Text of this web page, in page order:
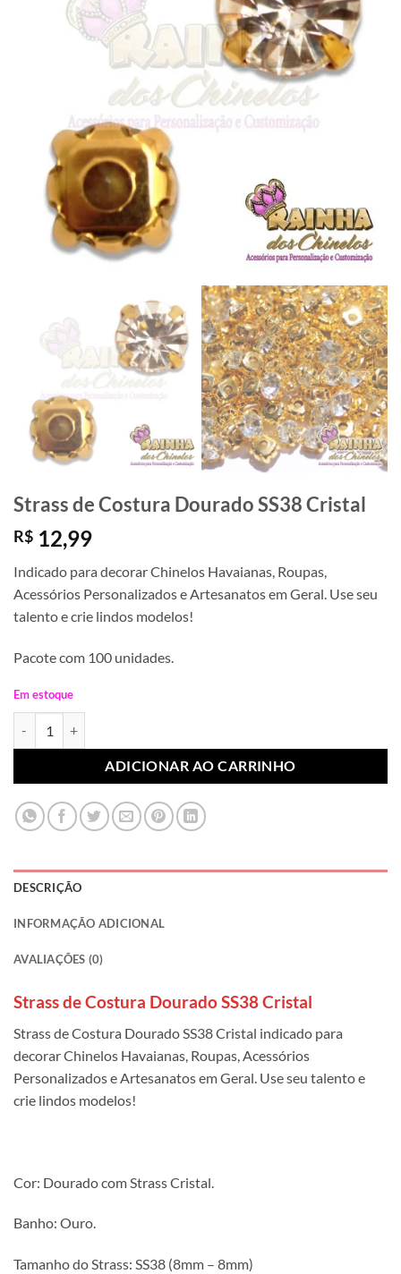
Strass de Costura Dourado SS38 Cristal
R$ 12,99
Indicado para decorar Chinelos Havaianas, Roupas,
Acessórios Personalizados e Artesanatos em Geral. Use seu
talento e crie lindos modelos!
Pacote com 100 unidades.
Em estoque
ADICIONAR AO CARRINHO
DESCRIÇÃO
INFORMAÇÃO ADICIONAL
AVALIAÇÕES (0)
Strass de Costura Dourado SS38 Cristal
Strass de Costura Dourado SS38 Cristal indicado para
decorar Chinelos Havaianas, Roupas, Acessórios
Personalizados e Artesanatos em Geral. Use seu talento e
crie lindos modelos!
Cor: Dourado com Strass Cristal.
Banho: Ouro.
Tamanho do Strass: SS38 (8mm – 8mm)